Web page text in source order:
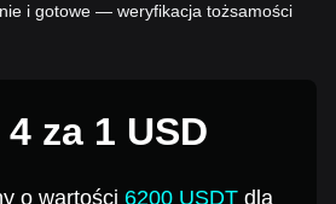
i gotowe — weryfikacja tożsamości
za 1 USD
o wartości 6200 USDT dla